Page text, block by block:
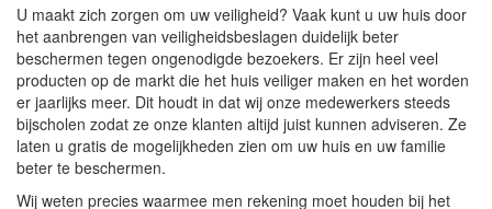
U maakt zich zorgen om uw veiligheid? Vaak kunt u uw huis door
het aanbrengen van veiligheidsbeslagen duidelijk beter
beschermen tegen ongenodigde bezoekers. Er zijn heel veel
producten op de markt die het huis veiliger maken en het worden
er jaarlijks meer. Dit houdt in dat wij onze medewerkers steeds
bijscholen zodat ze onze klanten altijd juist kunnen adviseren. Ze
laten u gratis de mogelijkheden zien om uw huis en uw familie
beter te beschermen.
Wij weten precies waarmee men rekening moet houden bij het